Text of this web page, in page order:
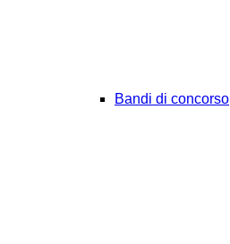
Bandi di concorso